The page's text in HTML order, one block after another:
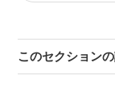
このセクション